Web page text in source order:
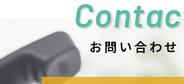
お問い合わせ